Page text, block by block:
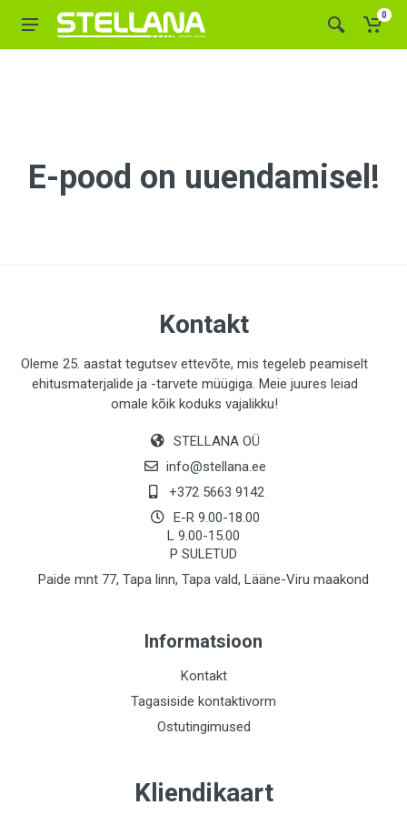
0
E-pood on uuendamisel!
Kontakt
Oleme 25. aastat tegutsev ettevõte, mis tegeleb peamiselt
ehitusmaterjalide ja -tarvete müügiga. Meie juures leiad
omale kõik koduks vajalikku!
STELLANA OÜ
info@stellana.ee
+372 5663 9142
E-R 9.00-18.00
L 9.00-15.00
P SULETUD
Paide mnt 77, Tapa linn, Tapa vald, Lääne-Viru maakond
Informatsioon
Kontakt
Tagasiside kontaktivorm
Ostutingimused
Kliendikaart